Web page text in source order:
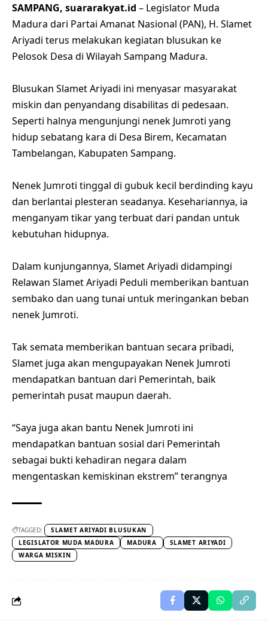
SAMPANG, suararakyat.id – Legislator Muda
Madura dari Partai Amanat Nasional (PAN), H. Slamet
Ariyadi terus melakukan kegiatan blusukan ke
Pelosok Desa di Wilayah Sampang Madura.
Blusukan Slamet Ariyadi ini menyasar masyarakat
miskin dan penyandang disabilitas di pedesaan.
Seperti halnya mengunjungi nenek Jumroti yang
hidup sebatang kara di Desa Birem, Kecamatan
Tambelangan, Kabupaten Sampang.
Nenek Jumroti tinggal di gubuk kecil berdinding kayu
dan berlantai plesteran seadanya. Kesehariannya, ia
menganyam tikar yang terbuat dari pandan untuk
kebutuhan hidupnya.
Dalam kunjungannya, Slamet Ariyadi didampingi
Relawan Slamet Ariyadi Peduli memberikan bantuan
sembako dan uang tunai untuk meringankan beban
nenek Jumroti.
Tak semata memberikan bantuan secara pribadi,
Slamet juga akan mengupayakan Nenek Jumroti
mendapatkan bantuan dari Pemerintah, baik
pemerintah pusat maupun daerah.
“Saya juga akan bantu Nenek Jumroti ini
mendapatkan bantuan sosial dari Pemerintah
sebagai bukti kehadiran negara dalam
mengentaskan kemiskinan ekstrem” terangnya
TAGGED:
SLAMET ARIYADI BLUSUKAN
LEGISLATOR MUDA MADURA
MADURA
SLAMET ARIYADI
WARGA MISKIN